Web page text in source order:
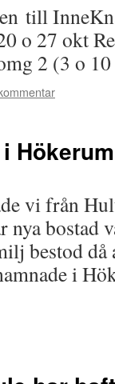
till
o 27 okt
2 (3 o
Hökerum
vi från
bostad
bestod
i